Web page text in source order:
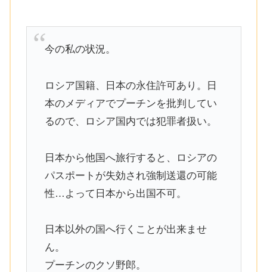
今の私の状況。
ロシア国籍、日本の永住許可あり。日
本のメディアでプーチンを批判してい
るので、ロシア国内では犯罪者扱い。
日本から他国へ旅行すると、ロシアの
パスポートが失効され強制送還の可能
性…よって日本から出国不可。
日本以外の国へ行くことが出来ませ
ん。
プーチンのクソ野郎。